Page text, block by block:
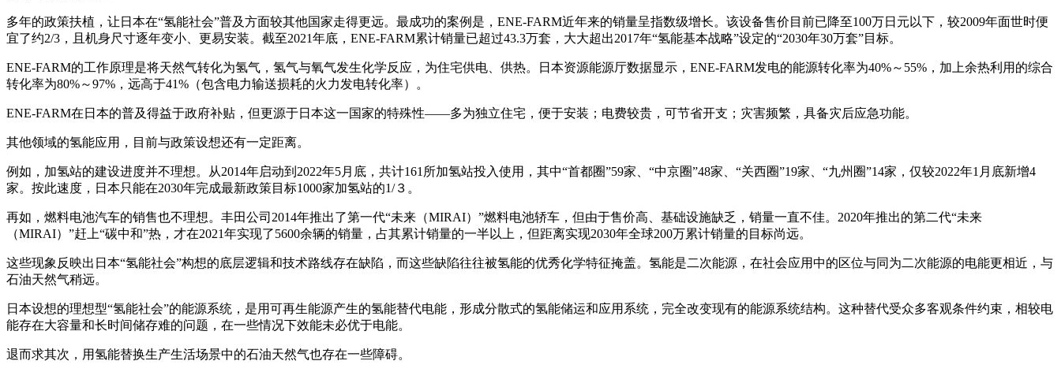
多年的政策扶植，让日本在“氢能社会”普及方面较其他国家走得更远。最成功的案例是，ENE-FARM近年来的销量呈指数级增长。该设备售价目前已降至100万日元以下，较2009年面世时便
宜了约2/3，且机身尺寸逐年变小、更易安装。截至2021年底，ENE-FARM累计销量已超过43.3万套，大大超出2017年“氢能基本战略”设定的“2030年30万套”目标。
ENE-FARM的工作原理是将天然气转化为氢气，氢气与氧气发生化学反应，为住宅供电、供热。日本资源能源厅数据显示，ENE-FARM发电的能源转化率为40%～55%，加上余热利用的综合
转化率为80%～97%，远高于41%（包含电力输送损耗的火力发电转化率）。
ENE-FARM在日本的普及得益于政府补贴，但更源于日本这一国家的特殊性——多为独立住宅，便于安装；电费较贵，可节省开支；灾害频繁，具备灾后应急功能。
其他领域的氢能应用，目前与政策设想还有一定距离。
例如，加氢站的建设进度并不理想。从2014年启动到2022年5月底，共计161所加氢站投入使用，其中“首都圈”59家、“中京圈”48家、“关西圈”19家、“九州圈”14家，仅较2022年1月底新增4
家。按此速度，日本只能在2030年完成最新政策目标1000家加氢站的1/３。
再如，燃料电池汽车的销售也不理想。丰田公司2014年推出了第一代“未来（MIRAI）”燃料电池轿车，但由于售价高、基础设施缺乏，销量一直不佳。2020年推出的第二代“未来
（MIRAI）”赶上“碳中和”热，才在2021年实现了5600余辆的销量，占其累计销量的一半以上，但距离实现2030年全球200万累计销量的目标尚远。
这些现象反映出日本“氢能社会”构想的底层逻辑和技术路线存在缺陷，而这些缺陷往往被氢能的优秀化学特征掩盖。氢能是二次能源，在社会应用中的区位与同为二次能源的电能更相近，与
石油天然气稍远。
日本设想的理想型“氢能社会”的能源系统，是用可再生能源产生的氢能替代电能，形成分散式的氢能储运和应用系统，完全改变现有的能源系统结构。这种替代受众多客观条件约束，相较电
能存在大容量和长时间储存难的问题，在一些情况下效能未必优于电能。
退而求其次，用氢能替换生产生活场景中的石油天然气也存在一些障碍。